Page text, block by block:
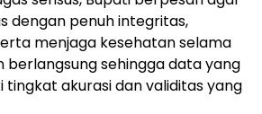
dengan penuh integritas,
menjaga kesehatan selama
berlangsung sehingga data yang
tingkat akurasi dan validitas yang